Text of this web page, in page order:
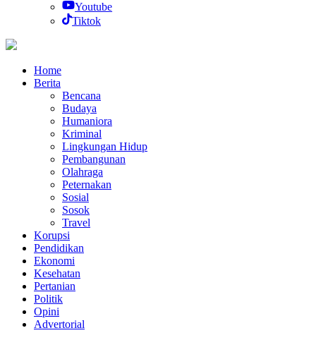
Youtube
Tiktok
Home
Berita
Bencana
Budaya
Humaniora
Kriminal
Lingkungan Hidup
Pembangunan
Olahraga
Peternakan
Sosial
Sosok
Travel
Korupsi
Pendidikan
Ekonomi
Kesehatan
Pertanian
Politik
Opini
Advertorial